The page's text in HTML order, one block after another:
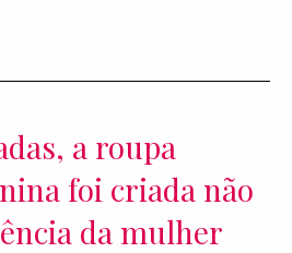
a roupa
foi criada não
da mulher